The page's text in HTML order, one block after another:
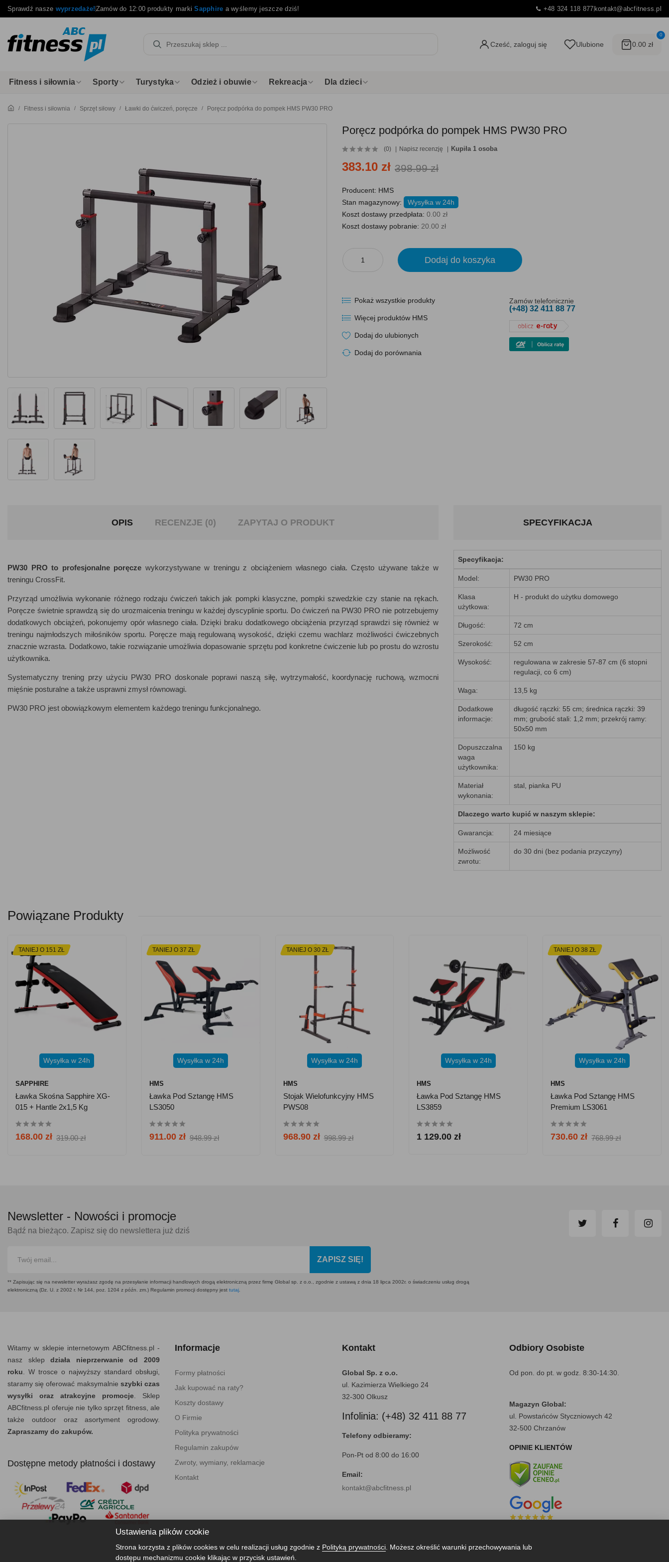
Sprawdź nasze wyprzedaże!Zamów do 12:00 produkty markiSapphire a wyślemy jeszcze dziś! +48 324 118 877kontakt@abcfitness.pl
Cześć, zaloguj się Ulubione
0
0.00 zł
Fitness i siłownia Sporty Turystyka Odzież i obuwie Rekreacja Dla dzieci
Fitness i siłownia Sprzęt siłowy Ławki do ćwiczeń, poręcze Poręcz podpórka do pompek HMS PW30 PRO
Poręcz podpórka do pompek HMS PW30 PRO
(0) Napisz recenzję Kupiła 1 osoba
383.10 zł 398.99 zł
Producent: HMS
Stan magazynowy:
Wysyłka w 24h
Koszt dostawy przedpłata: 0.00 zł
Koszt dostawy pobranie: 20.00 zł
Dodaj do koszyka
Pokaż wszystkie produkty
Więcej produktów HMS
Dodaj do ulubionych
Dodaj do porównania
Zamów telefonicznie
(+48) 32 411 88 77
OPIS RECENZJE (0) ZAPYTAJ O PRODUKT
PW30 PRO to profesjonalne poręcze wykorzystywane w treningu z obciążeniem własnego ciała. Często używane także w
treningu CrossFit.
Przyrząd umożliwia wykonanie różnego rodzaju ćwiczeń takich jak pompki klasyczne, pompki szwedzkie czy stanie na rękach.
Poręcze świetnie sprawdzą się do urozmaicenia treningu w każdej dyscyplinie sportu. Do ćwiczeń na PW30 PRO nie potrzebujemy
dodatkowych obciążeń, pokonujemy opór własnego ciała. Dzięki braku dodatkowego obciążenia przyrząd sprawdzi się również w
treningu najmłodszych miłośników sportu. Poręcze mają regulowaną wysokość, dzięki czemu wachlarz możliwości ćwiczebnych
znacznie wzrasta. Dodatkowo, takie rozwiązanie umożliwia dopasowanie sprzętu pod konkretne ćwiczenie lub po prostu do wzrostu
użytkownika.
Systematyczny trening przy użyciu PW30 PRO doskonale poprawi naszą siłę, wytrzymałość, koordynację ruchową, wzmocni
mięśnie posturalne a także usprawni zmysł równowagi.
PW30 PRO jest obowiązkowym elementem każdego treningu funkcjonalnego.
SPECYFIKACJA
Specyfikacja:
Model: PW30 PRO
Klasa
użytkowa:
H - produkt do użytku domowego
Długość: 72 cm
Szerokość: 52 cm
Wysokość:
regulowana w zakresie 57-87 cm (6 stopni
regulacji, co 6 cm)
Waga: 13,5 kg
Dodatkowe
informacje:
długość rączki: 55 cm; średnica rączki: 39
mm; grubość stali: 1,2 mm; przekrój ramy:
50x50 mm
Dopuszczalna
waga
użytkownika:
150 kg
Materiał
wykonania:
stal, pianka PU
Dlaczego warto kupić w naszym sklepie:
Gwarancja: 24 miesiące
Możliwość
zwrotu:
do 30 dni (bez podania przyczyny)
Powiązane Produkty
TANIEJ O 151 ZŁ
Wysyłka w 24h
SAPPHIRE
Ławka Skośna Sapphire XG-
015 + Hantle 2x1,5 Kg
168.00 zł 319.00 zł
TANIEJ O 37 ZŁ
Wysyłka w 24h
HMS
Ławka Pod Sztangę HMS
LS3050
911.00 zł 948.99 zł
TANIEJ O 30 ZŁ
Wysyłka w 24h
HMS
Stojak Wielofunkcyjny HMS
PWS08
968.90 zł 998.99 zł
Wysyłka w 24h
HMS
Ławka Pod Sztangę HMS
LS3859
1 129.00 zł
TANIEJ O 38 ZŁ
Wysyłka w 24h
HMS
Ławka Pod Sztangę HMS
Premium LS3061
730.60 zł 768.99 zł
Newsletter - Nowości i promocje
Bądź na bieżąco. Zapisz się do newslettera już dziś
ZAPISZ SIĘ!
** Zapisując się na newsletter wyrażasz zgodę na przesyłanie informacji handlowych drogą elektroniczną przez firmę Global sp. z o.o., zgodnie z ustawą z dnia 18 lipca 2002r. o świadczeniu usług drogą
elektroniczną (Dz. U. z 2002 r. Nr 144, poz. 1204 z późn. zm.) Regulamin promocji dostępny jest tutaj
Witamy w sklepie internetowym ABCfitness.pl -
nasz sklepdziała nieprzerwanie od 2009
roku . W trosce o najwyższy standard obsługi,
staramy się oferować maksymalnie szybki czas
wysyłki oraz atrakcyjne promocje . Sklep
ABCfitness.pl oferuje nie tylko sprzęt fitness, ale
także outdoor oraz asortyment ogrodowy.
Zapraszamy do zakupów.
Dostępne metody płatności i dostawy
Informacje
Formy płatności
Jak kupować na raty?
Koszty dostawy
O Firmie
Polityka prywatności
Regulamin zakupów
Zwroty, wymiany, reklamacje
Kontakt
Kontakt
Global Sp. z o.o.
ul. Kazimierza Wielkiego 24
32-300 Olkusz
Infolinia: (+48) 32 411 88 77
Telefony odbieramy:
Pon-Pt od 8:00 do 16:00
Email:
kontakt@abcfitness.pl
Odbiory Osobiste
Od pon. do pt. w godz. 8:30-14:30.
Magazyn Global:
ul. Powstańców Styczniowych 42
32-500 Chrzanów
OPINIE KLIENTÓW
Ustawienia plików cookie
Strona korzysta z plików cookies w celu realizacji usług zgodnie z Polityką prywatności . Możesz określić warunki przechowywania lub
dostępu mechanizmu cookie klikając w przycisk ustawień.